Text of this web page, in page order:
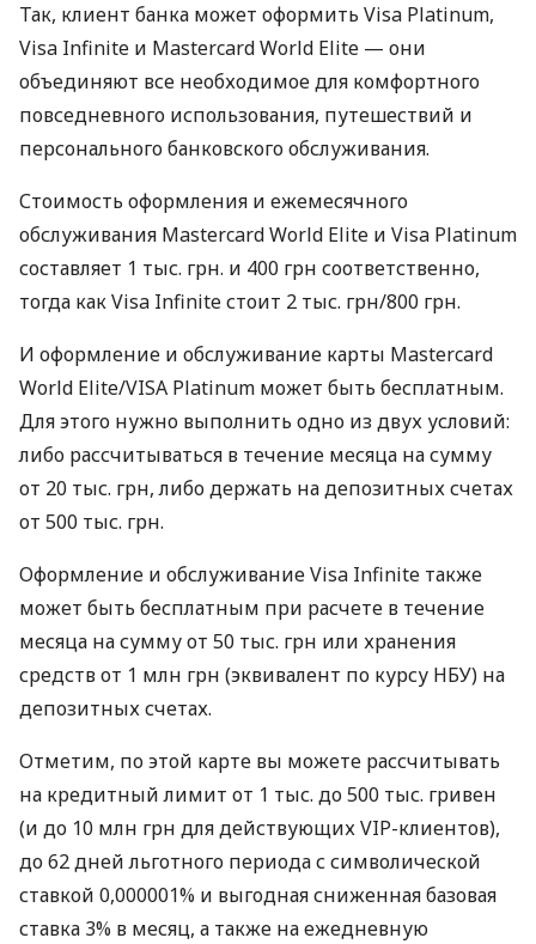
Так, клиент банка может оформить Visa Platinum,
Visa Infinite и Mastercard World Elite — они
объединяют все необходимое для комфортного
повседневного использования, путешествий и
персонального банковского обслуживания.
Стоимость оформления и ежемесячного
обслуживания Mastercard World Elite и Visa Platinum
составляет 1 тыс. грн. и 400 грн соответственно,
тогда как Visa Infinite стоит 2 тыс. грн/800 грн.
И оформление и обслуживание карты Mastercard
World Elite/VISA Platinum может быть бесплатным.
Для этого нужно выполнить одно из двух условий:
либо рассчитываться в течение месяца на сумму
от 20 тыс. грн, либо держать на депозитных счетах
от 500 тыс. грн.
Оформление и обслуживание Visa Infinite также
может быть бесплатным при расчете в течение
месяца на сумму от 50 тыс. грн или хранения
средств от 1 млн грн (эквивалент по курсу НБУ) на
депозитных счетах.
Отметим, по этой карте вы можете рассчитывать
на кредитный лимит от 1 тыс. до 500 тыс. гривен
(и до 10 млн грн для действующих VIP-клиентов),
до 62 дней льготного периода с символической
ставкой 0,000001% и выгодная сниженная базовая
ставка 3% в месяц, а также на ежедневную